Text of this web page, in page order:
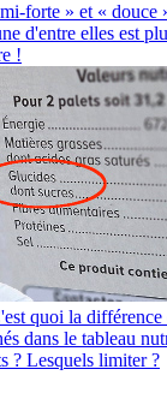
forte » et « douce
d'entre elles est
!
quoi la
dans le tableau
? Lesquels limiter ?